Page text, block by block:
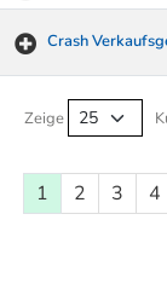
Crash
Zeige
1 2 3 4